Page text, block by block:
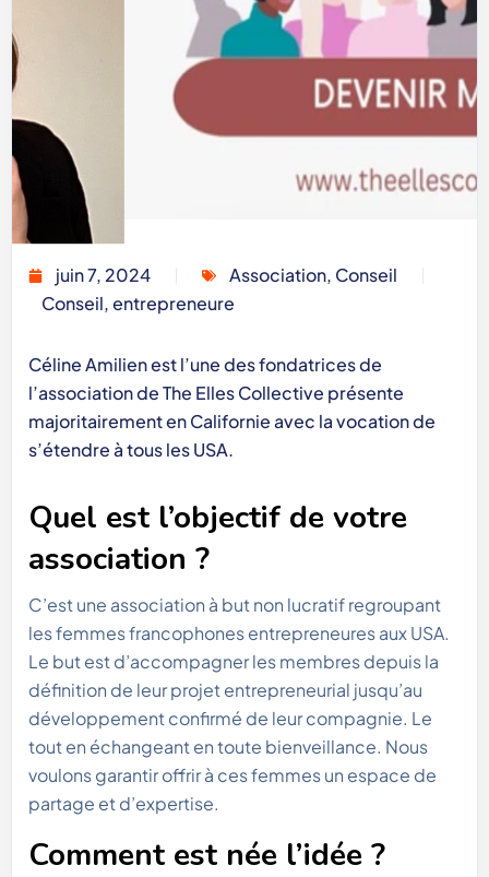
juin 7, 2024 Association, Conseil
Conseil,entrepreneure
Céline Amilien est l’une des fondatrices de
l’association de The Elles Collective présente
majoritairement en Californie avec la vocation de
s’étendre à tous les USA.
Quel est l’objectif de votre
association ?
C’est une association à but non lucratif regroupant
les femmes francophones entrepreneures aux USA.
Le but est d’accompagner les membres depuis la
définition de leur projet entrepreneurial jusqu’au
développement confirmé de leur compagnie. Le
tout en échangeant en toute bienveillance. Nous
voulons garantir offrir à ces femmes un espace de
partage et d’expertise.
Comment est née l’idée ?